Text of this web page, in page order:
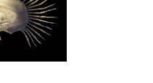
Marlowe découvre une ville qu’il
la peur et le rigorisme de la Ligue,
La Dame d...